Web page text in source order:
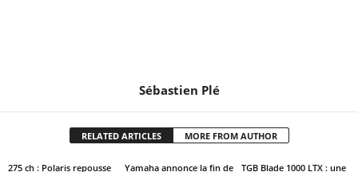
Sébastien Plé
RELATED ARTICLES MORE FROM AUTHOR
275 ch : Polaris repousse
Yamaha annonce la fin de
TGB Blade 1000 LTX : une